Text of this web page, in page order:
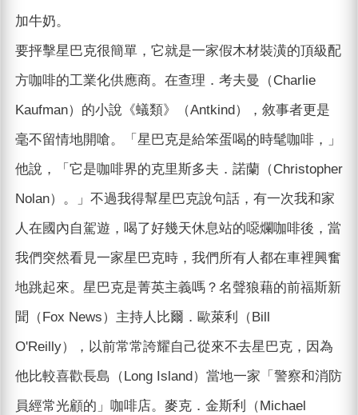
加牛奶。
要抨擊星巴克很簡單，它就是一家假木材裝潢的頂級配
方咖啡的工業化供應商。在查理．考夫曼（Charlie
Kaufman）的小說《蟻類》（Antkind），敘事者更是
毫不留情地開嗆。「星巴克是給笨蛋喝的時髦咖啡，」
他說，「它是咖啡界的克里斯多夫．諾蘭（Christopher
Nolan）。」不過我得幫星巴克說句話，有一次我和家
人在國內自駕遊，喝了好幾天休息站的噁爛咖啡後，當
我們突然看見一家星巴克時，我們所有人都在車裡興奮
地跳起來。星巴克是菁英主義嗎？名聲狼藉的前福斯新
聞（Fox News）主持人比爾．歐萊利（Bill
O'Reilly），以前常常誇耀自己從來不去星巴克，因為
他比較喜歡長島（Long Island）當地一家「警察和消防
員經常光顧的」咖啡店。麥克．金斯利（Michael